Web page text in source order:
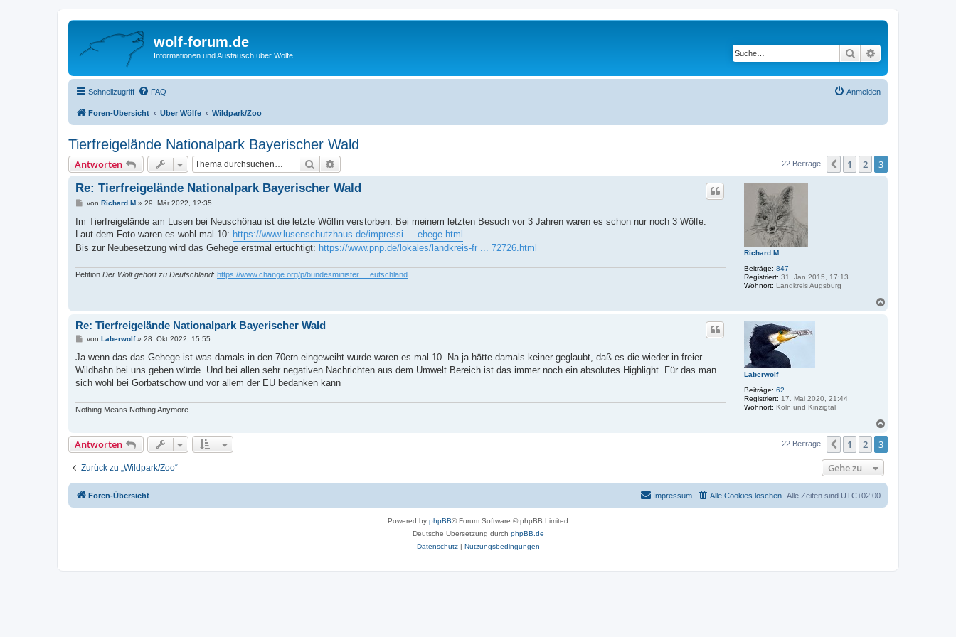
wolf-forum.de
Informationen und Austausch über Wölfe Suche
Schnellzugriff FAQ Anmelden
Foren-Übersicht Über Wölfe Wildpark/Zoo
Tierfreigelände Nationalpark Bayerischer Wald
Antworten Suche 22 Beiträge Vorherige
1 2 3
Richard M
Beiträge: 847
Registriert: 31. Jan 2015, 17:13
Wohnort: Landkreis Augsburg
Re: Tierfreigelände Nationalpark Bayerischer Wald
B
i
r
a
g
von Richard M» 29. Mär 2022, 12:35
Im Tierfreigelände am Lusen bei Neuschönau ist die letzte Wölfin verstorben. Bei meinem letzten Besuch vor 3 Jahren waren es schon nur noch 3 Wölfe.
Laut dem Foto waren es wohl mal 10: https://www.lusenschutzhaus.de/impressi ... ehege.html
Bis zur Neubesetzung wird das Gehege erstmal ertüchtigt: https://www.pnp.de/lokales/landkreis-fr ... 72726.html
Petition Der Wolf gehört zu Deutschland: https://www.change.org/p/bundesminister ... eutschland
Laberwolf
Beiträge: 62
Registriert: 17. Mai 2020, 21:44
Wohnort: Köln und Kinzigtal
Re: Tierfreigelände Nationalpark Bayerischer Wald
B
i
r
a
von Laberwolf» 28. Okt 2022, 15:55
Ja wenn das das Gehege ist was damals in den 70ern eingeweiht wurde waren es mal 10. Na ja hätte damals keiner geglaubt, daß es die wieder in freier
Wildbahn bei uns geben würde. Und bei allen sehr negativen Nachrichten aus dem Umwelt Bereich ist das immer noch ein absolutes Highlight. Für das man
sich wohl bei Gorbatschow und vor allem der EU bedanken kann
Nothing Means Nothing Anymore
h
Antworten 22 Beiträge Vorherige
1 2 3
Zurück zu „Wildpark/Zoo“ Gehe zu
Foren-Übersicht Alle Zeiten sind UTC+02:00
Alle Cookies löschen
Impressum
Powered by phpBB® Forum Software © phpBB Limited
Deutsche Übersetzung durch phpBB.de
Datenschutz| Nutzungsbedingungen